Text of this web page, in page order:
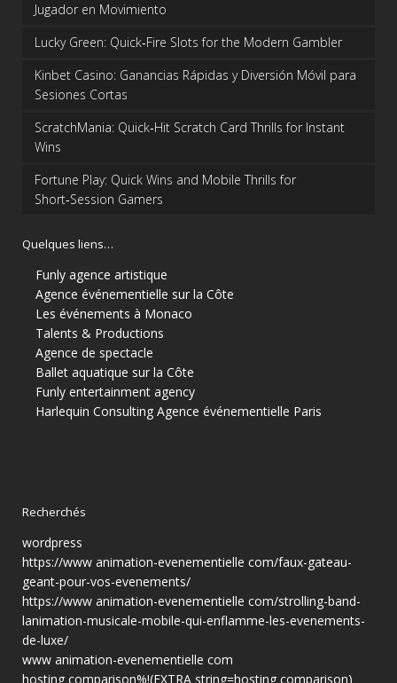
Jugador en Movimiento
Lucky Green: Quick‑Fire Slots for the Modern Gambler
Kinbet Casino: Ganancias Rápidas y Diversión Móvil para
Sesiones Cortas
ScratchMania: Quick‑Hit Scratch Card Thrills for Instant
Wins
Fortune Play: Quick Wins and Mobile Thrills for
Short‑Session Gamers
Quelques liens…
Funly agence artistique
Agence événementielle sur la Côte
Les événements à Monaco
Talents & Productions
Agence de spectacle
Ballet aquatique sur la Côte
Funly entertainment agency
Harlequin Consulting Agence événementielle Paris
Recherchés
wordpress
https://www animation-evenementielle com/faux-gateau-
geant-pour-vos-evenements/
https://www animation-evenementielle com/strolling-band-
lanimation-musicale-mobile-qui-enflamme-les-evenements-
de-luxe/
www animation-evenementielle com
hosting comparison%!(EXTRA string=hosting comparison)